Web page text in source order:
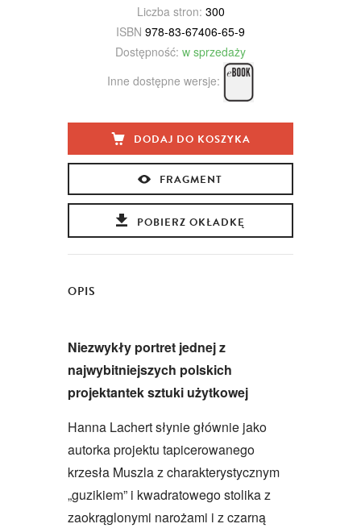
Liczba stron: 300
ISBN 978-83-67406-65-9
Dostępność: w sprzedaży
Inne dostępne wersje:
DODAJ DO KOSZYKA
FRAGMENT
POBIERZ OKŁADKĘ
OPIS
Niezwykły portret jednej z
najwybitniejszych polskich
projektantek sztuki użytkowej
Hanna Lachert słynie głównie jako
autorka projektu tapicerowanego
krzesła Muszla z charakterystycznym
„guzikiem” i kwadratowego stolika z
zaokrąglonymi narożami i z czarną